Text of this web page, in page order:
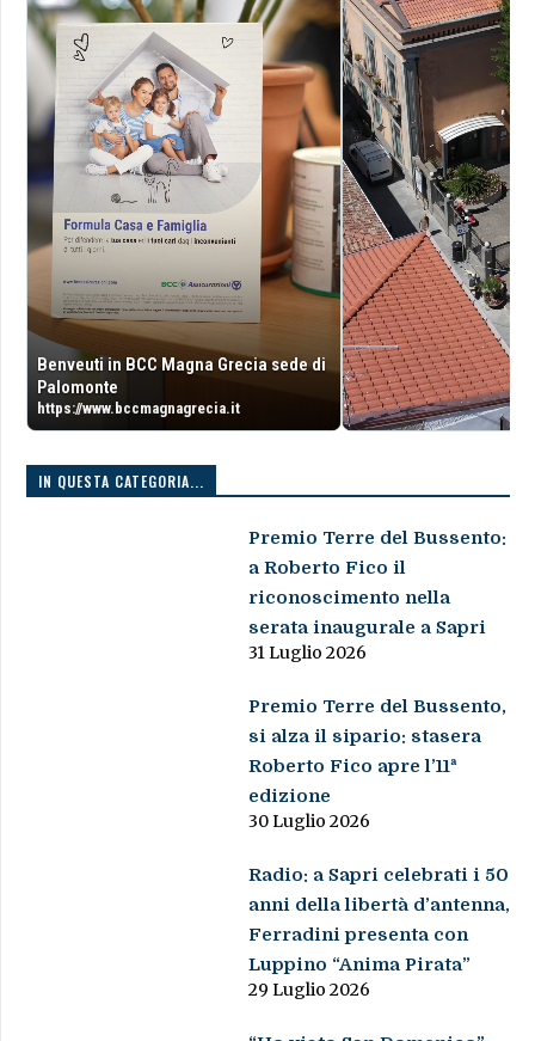
Benveuti in BCC Magna Grecia sede di
Palomonte
https://www.bccmagnagrecia.it
IN QUESTA CATEGORIA...
Premio Terre del Bussento:
a Roberto Fico il
riconoscimento nella
serata inaugurale a Sapri
31 Luglio 2026
Premio Terre del Bussento,
si alza il sipario: stasera
Roberto Fico apre l’11ª
edizione
30 Luglio 2026
Radio: a Sapri celebrati i 50
anni della libertà d’antenna,
Ferradini presenta con
Luppino “Anima Pirata”
29 Luglio 2026